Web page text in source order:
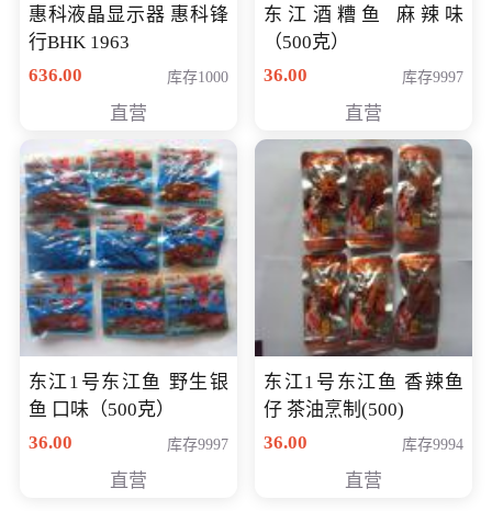
惠科液晶显示器 惠科锋
行BHK 1963
636.00
库存1000
直营
东江酒糟鱼 麻辣味
（500克）
36.00
库存9997
直营
东江1号东江鱼 野生银
鱼 口味（500克）
36.00
库存9997
直营
东江1号东江鱼 香辣鱼
仔 茶油烹制(500)
36.00
库存9994
直营